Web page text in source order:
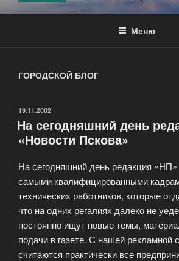
Меню
ГОРОДСКОЙ БЛОГ
ОПУБЛИКОВАНО
19.11.2002
На сегодняшний день
«Новости Пскова»
На сегодняшний день редакция
самыми квалифицированными
технических работников, которые
что на одних регалиях далеко не
постоянно ищут новые темы,
подачи в газете. С нашей рекламной
считаются практически все